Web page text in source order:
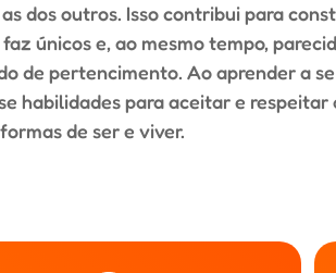
dos outros. Isso contribui para
únicos e, ao mesmo tempo,
de pertencimento. Ao aprender a
habilidades para aceitar e respeitar
formas de ser e viver.